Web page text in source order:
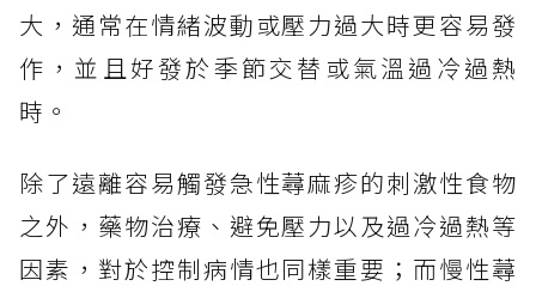
大，通常在情緒波動或壓力過大時更容易發
作，並且好發於季節交替或氣溫過冷過熱
時。
除了遠離容易觸發急性蕁麻疹的刺激性食物
之外，藥物治療、避免壓力以及過冷過熱等
因素，對於控制病情也同樣重要；而慢性蕁